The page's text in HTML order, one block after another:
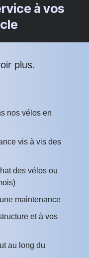
à vos
plus.
nos vélos en
vis à vis des
des vélos ou
maintenance
et à vos
au long du